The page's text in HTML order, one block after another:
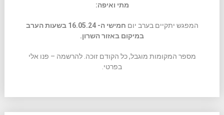
מתי ואיפה:
המפגש יתקיים בערב יום
חמישי ה- 16.05.24 בשעות הערב
במיקום באזור השרון.
מספר המקומות מוגבל, כל הקודם זוכה. להרשמה – פנו אלי
בפרטי.